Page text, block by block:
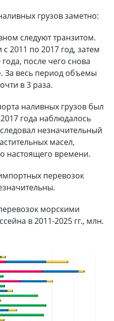
грузов заметно:
следуют транзитом.
2011 по 2017 год, затем
после чего снова
За весь период объемы
в 3 раза.
наливных грузов был
года наблюдалось
незначительный
масел,
настоящего времени.
перевозок
морскими
в 2011-2025 гг., млн.